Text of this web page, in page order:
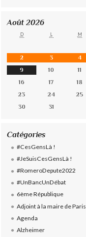
Août 2026
D L M
2
3 4
9
10 11
16
17 18
23
24 25
30
31
Catégories
#CesGensLà !
#JeSuisCesGensLà !
#RomeroDepute2022
#UnBancUnDébat
6ème République
Adjoint à la maire de Paris
Agenda
Alzheimer